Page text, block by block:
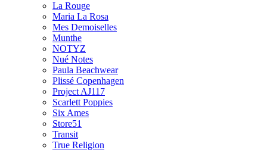
La Rouge
Maria La Rosa
Mes Demoiselles
Munthe
NOTYZ
Nué Notes
Paula Beachwear
Plissé Copenhagen
Project AJ117
Scarlett Poppies
Six Ames
Store51
Transit
True Religion